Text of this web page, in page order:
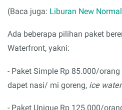
(Baca juga: Liburan New
Ada beberapa pilihan paket
Waterfront, yakni:
- Paket Simple Rp 85.000/
dapet nasi/ mi goreng, ice
- Paket Unique Rp 125.000/